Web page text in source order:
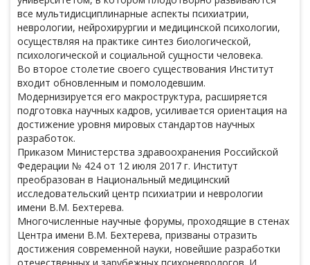
все мультидисциплинарные аспекты психиатрии,
неврологии, нейрохирургии и медицинской психологии,
осуществляя на практике синтез биологической,
психологической и социальной сущности человека.
Во второе столетие своего существования Институт
входит обновленным и помолодевшим.
Модернизируется его макроструктура, расширяется
подготовка научных кадров, усиливается ориентация на
достижение уровня мировых стандартов научных
разработок.
Приказом Министерства здравоохранения Российской
Федерации № 424 от 12 июля 2017 г. Институт
преобразован в Национальный медицинский
исследовательский центр психиатрии и неврологии
имени В.М. Бехтерева.
Многочисленные научные форумы, проходящие в стенах
Центра имени В.М. Бехтерева, призваны отразить
достижения современной науки, новейшие разработки